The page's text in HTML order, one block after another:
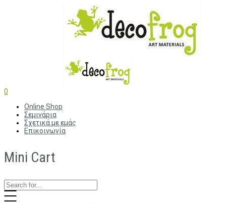
0
Online Shop
Σεμινάρια
Σχετικά με εμάς
Επικοινωνία
Mini Cart